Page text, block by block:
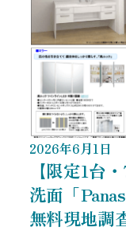
2026年6月1日
【限定1台
洗面「
無料現地調